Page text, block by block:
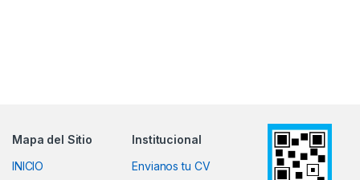
Mapa del Sitio
INICIO
Institucional
Envianos tu CV